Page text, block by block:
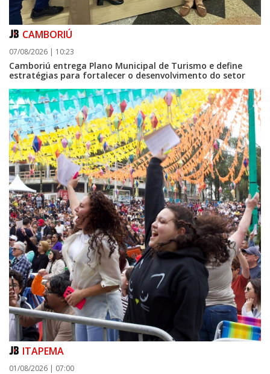
08/08/2026 | 07:00
Teatro Bruno Nitz terá concerto “Rock ao Piano” neste sábado
BALNEÁRIO CAMBORIÚ
08/08/2026 | 07:00
agosto para realização de inventário
CAMBORIÚ
07/08/2026 | 10:23
Camboriú entrega Plano Municipal de Turismo e define
estratégias para fortalecer o desenvolvimento do setor
ITAPEMA
01/08/2026 | 07:00